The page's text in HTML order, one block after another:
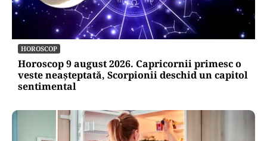
HOROSCOP
Horoscop 9 august 2026. Capricornii primesc o
veste neașteptată, Scorpionii deschid un capitol
sentimental